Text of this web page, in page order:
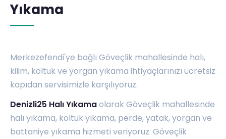
Yıkama
Merkezefendi'ye bağlı Göveçlik mahallesinde halı,
kilim, koltuk ve yorgan yıkama ihtiyaçlarınızı ücretsiz
kapıdan servisimizle karşılıyoruz.
Denizli25 Halı Yıkamaolarak Göveçlik mahallesinde
halı yıkama, koltuk yıkama, perde, yatak, yorgan ve
battaniye yıkama hizmeti veriyoruz. Göveçlik